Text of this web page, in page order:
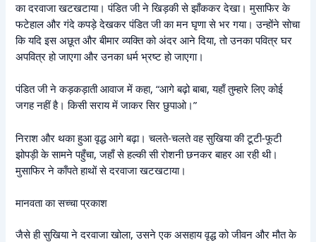
का दरवाजा खटखटाया। पंडित जी ने खिड़की से झाँककर देखा। मुसाफिर के
फटेहाल और गंदे कपड़े देखकर पंडित जी का मन घृणा से भर गया। उन्होंने सोचा
कि यदि इस अछूत और बीमार व्यक्ति को अंदर आने दिया, तो उनका पवित्र घर
अपवित्र हो जाएगा और उनका धर्म भ्रष्ट हो जाएगा।
पंडित जी ने कड़कड़ाती आवाज में कहा, “आगे बढ़ो बाबा, यहाँ तुम्हारे लिए कोई
जगह नहीं है। किसी सराय में जाकर सिर छुपाओ।”
निराश और थका हुआ वृद्ध आगे बढ़ा। चलते-चलते वह सुखिया की टूटी-फूटी
झोपड़ी के सामने पहुँचा, जहाँ से हल्की सी रोशनी छनकर बाहर आ रही थी।
मुसाफिर ने काँपते हाथों से दरवाजा खटखटाया।
मानवता का सच्चा प्रकाश
जैसे ही सुखिया ने दरवाजा खोला, उसने एक असहाय वृद्ध को जीवन और मौत के